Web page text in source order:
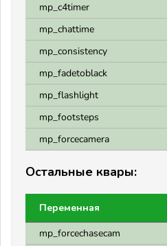
mp_c4timer
mp_chattime
mp_consistency
mp_fadetoblack
mp_flashlight
mp_footsteps
mp_forcecamera
Остальные квары:
Переменная
mp_forcechasecam